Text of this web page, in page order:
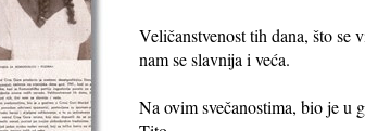
Veličanstvenost tih dana, što se
nam se slavnija i veća.
Na ovim svečanostima, bio je u